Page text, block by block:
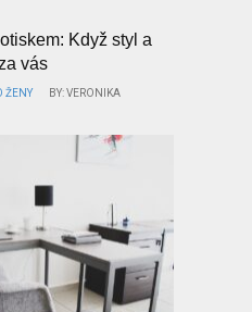
Když styl a
vás
ŽENY BY: VERONIKA